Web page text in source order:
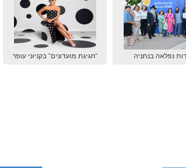
נפלאה בנתניה “חגיגת מועדונים” בקניוני עופר